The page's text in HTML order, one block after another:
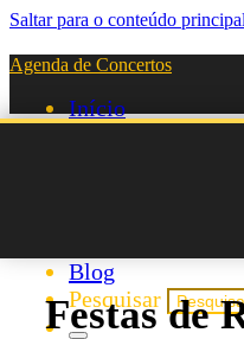
Saltar para o conteúdo principal
Agenda de Concertos
Início
Blog
Pesquisar
Festas de